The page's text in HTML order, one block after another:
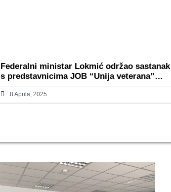
Federalni ministar Lokmić održao sastanak
s predstavnicima JOB “Unija veterana”…
8 Aprila, 2025